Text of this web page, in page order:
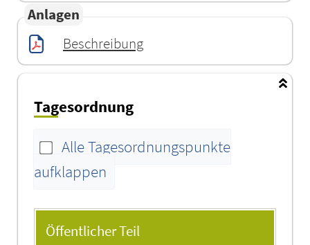
Anlagen
Beschreibung
Tagesordnung
Alle Tagesordnungspunkte
aufklappen
Tagesordnung
Öffentlicher Teil